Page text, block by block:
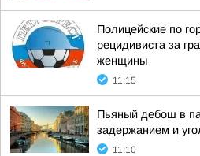
Полицейские по
рецидивиста за
женщины
11:15
Пьяный дебош в
задержанием и
11:10